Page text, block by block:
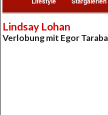
Lindsay Lohan
Verlobung mit Egor